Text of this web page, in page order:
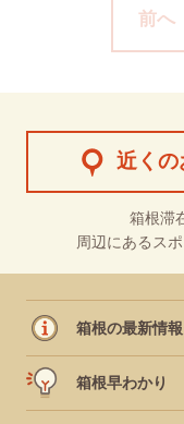
前へ
近くの
箱根滞
周辺にあるス
箱根の最新情報
箱根早わかり